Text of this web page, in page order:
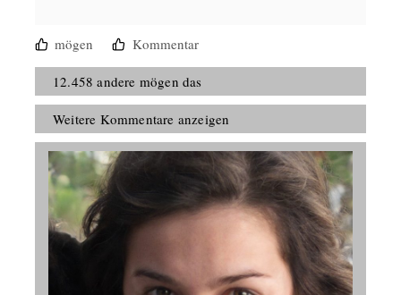
mögen Kommentar
12.458 andere mögen das
Weitere Kommentare anzeigen